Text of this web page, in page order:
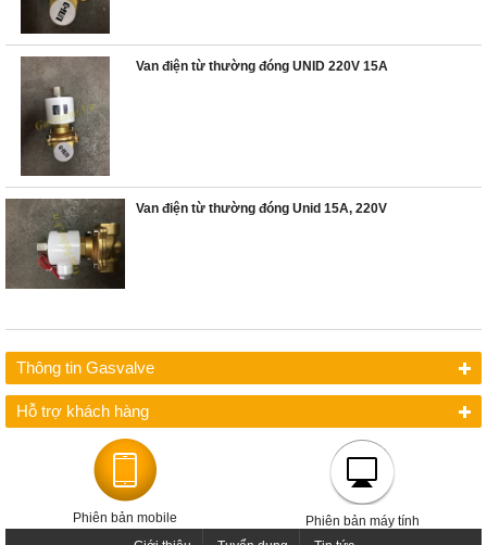
Van điện từ thường đóng UNID 220V 15A
Van điện từ thường đóng Unid 15A, 220V
Thông tin Gasvalve
Hỗ trợ khách hàng
Phiên bản mobile
Phiên bản máy tính